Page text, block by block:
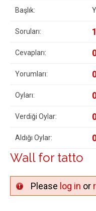
Başlık:
Soruları: 1
Cevapları:
Yorumları:
Oyları:
Verdiği Oylar:
Aldığı Oylar:
Wall for tatto
Please log in or